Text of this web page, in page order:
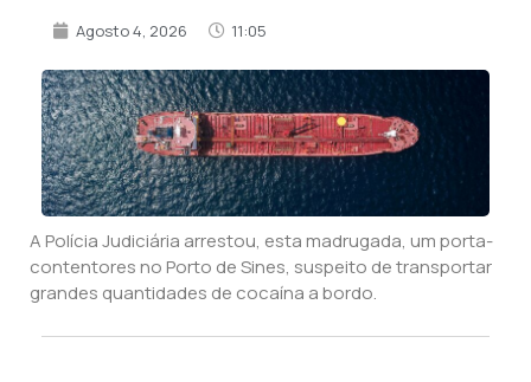
Agosto 4, 2026 11:05
A Polícia Judiciária arrestou, esta madrugada, um porta-
contentores no Porto de Sines, suspeito de transportar
grandes quantidades de cocaína a bordo.